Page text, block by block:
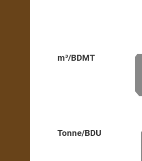
m³/BDMT
Tonne/BDU